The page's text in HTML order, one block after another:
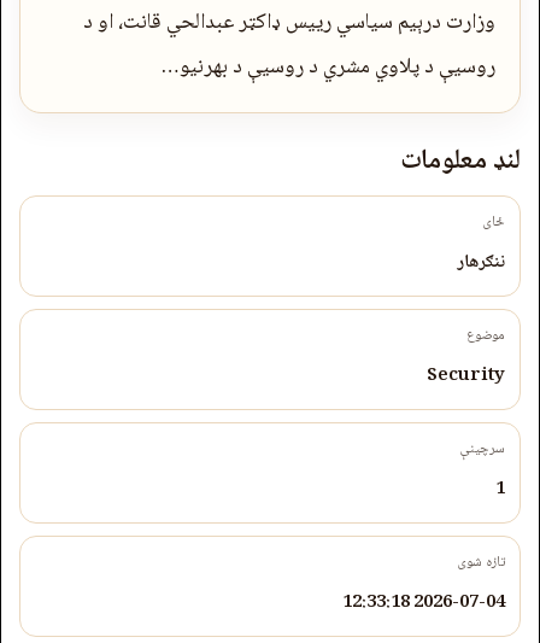
وزارت درېیم سیاسي رییس ډاکټر عبدالحي قانت، او د
روسیې د پلاوي مشري د روسیې د بهرنیو…
لنډ معلومات
ځای
ننګرهار
موضوع
Security
سرچینې
1
تازه شوی
2026-07-04 12:33:18